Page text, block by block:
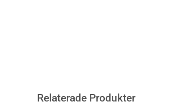
Relaterade Produkter